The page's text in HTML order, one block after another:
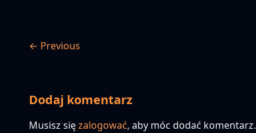
← Previous
Dodaj komentarz
Musisz sięzalogować, aby móc dodać komentarz.